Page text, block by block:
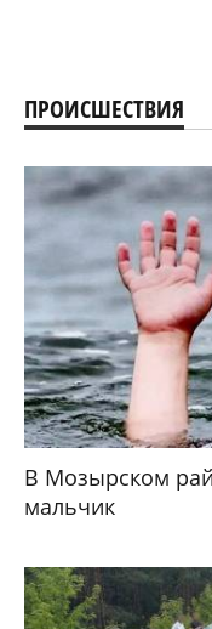
ПРОИСШЕСТВИЯ
В Мозырском
мальчик